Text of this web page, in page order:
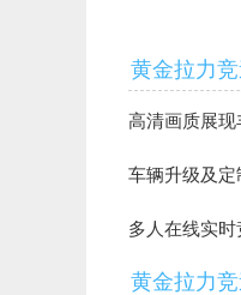
黄金拉力
高清画质展现
车辆升级及定
多人在线实时
黄金拉力